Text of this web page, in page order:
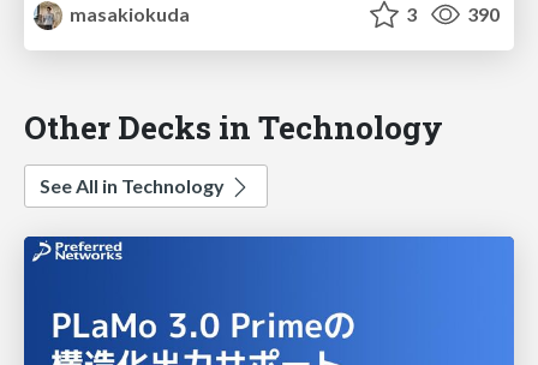
masakiokuda
3 390
Other Decks in Technology
See All in Technology